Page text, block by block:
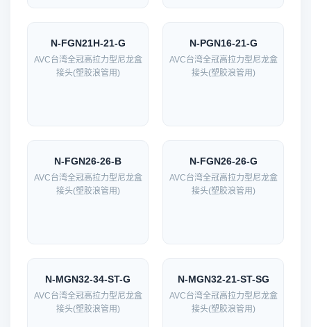
N-FGN21H-21-G
AVC台湾全冠高拉力型尼龙盒
接头(塑胶浪管用)
N-PGN16-21-G
AVC台湾全冠高拉力型尼龙盒
接头(塑胶浪管用)
N-FGN26-26-B
AVC台湾全冠高拉力型尼龙盒
接头(塑胶浪管用)
N-FGN26-26-G
AVC台湾全冠高拉力型尼龙盒
接头(塑胶浪管用)
N-MGN32-34-ST-G
AVC台湾全冠高拉力型尼龙盒
接头(塑胶浪管用)
N-MGN32-21-ST-SG
AVC台湾全冠高拉力型尼龙盒
接头(塑胶浪管用)